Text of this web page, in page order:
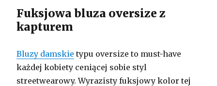
Fuksjowa bluza oversize z
kapturem
Bluzy damskie typu oversize to must-have
każdej kobiety ceniącej sobie styl
streetwearowy. Wyrazisty fuksjowy kolor tej